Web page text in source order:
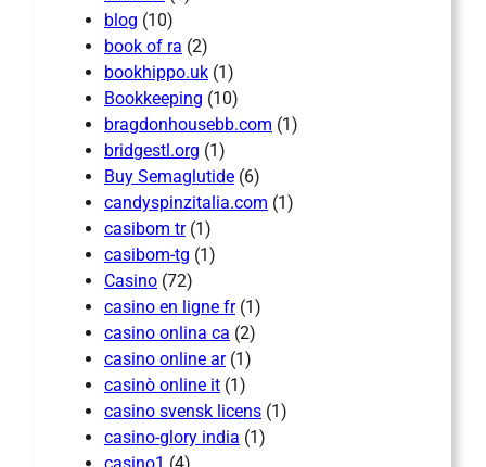
blog (10)
book of ra (2)
bookhippo.uk (1)
Bookkeeping (10)
bragdonhousebb.com (1)
bridgestl.org (1)
Buy Semaglutide (6)
candyspinzitalia.com (1)
casibom tr(1)
casibom-tg (1)
Casino (72)
casino en ligne fr(1)
casino onlina ca (2)
casino online ar(1)
casinò online it (1)
casino svensk licens (1)
casino-glory india (1)